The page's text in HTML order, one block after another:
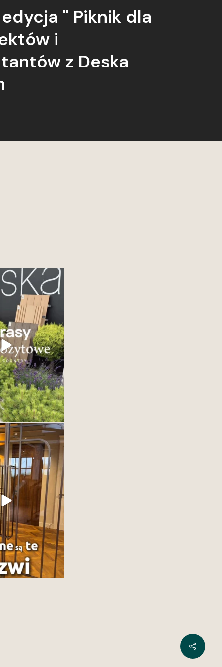
" Piknik dla
i
z Deska
Deska
detal opowiada
piękną zielenią i
Zapraszamy po
i nowoczesność w
kompozytowa od
i styl w jednym.
rozwiązania na
...
2
jedynie oddzielać
definiować. To jeden
elementów wnętrza –
o jego
nowoczesne,
kolekcje drzwi w
się, jak jeden
całe wnętrze.
0
Share